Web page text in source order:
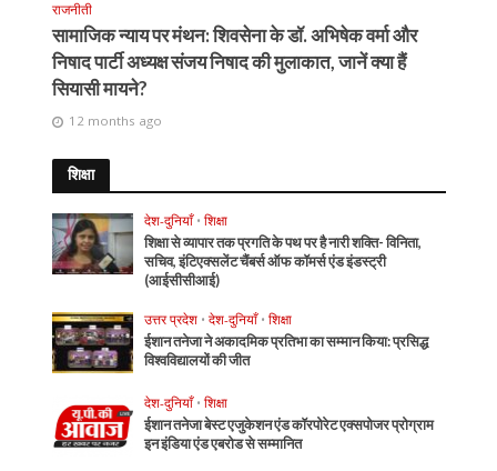
राजनीती
सामाजिक न्याय पर मंथन: शिवसेना के डॉ. अभिषेक वर्मा और
निषाद पार्टी अध्यक्ष संजय निषाद की मुलाकात, जानें क्या हैं
सियासी मायने?
12 months ago
शिक्षा
देश-दुनियाँ • शिक्षा
शिक्षा से व्यापार तक प्रगति के पथ पर है नारी शक्ति- विनिता,
सचिव, इंटिएक्सलेंट चैंबर्स ऑफ कॉमर्स एंड इंडस्ट्री
(आईसीसीआई)
उत्तर प्रदेश • देश-दुनियाँ • शिक्षा
ईशान तनेजा ने अकादमिक प्रतिभा का सम्मान किया: प्रसिद्ध
विश्वविद्यालयों की जीत
देश-दुनियाँ • शिक्षा
ईशान तनेजा बेस्ट एजुकेशन एंड कॉरपोरेट एक्सपोजर प्रोग्राम
इन इंडिया एंड एबरोड से सम्मानित